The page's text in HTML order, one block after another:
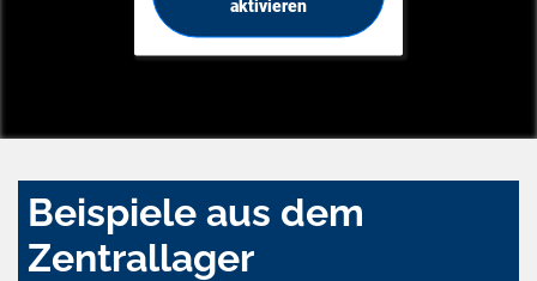
aktivieren
Beispiele aus dem
Zentrallager